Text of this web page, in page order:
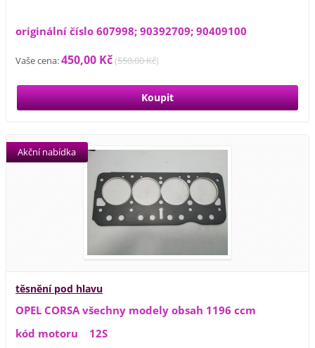
originální číslo 607998; 90392709; 90409100
Vaše cena:450,00 Kč(550,00 Kč)
těsnění pod hlavu
Akční nabídka
OPEL CORSA všechny modely obsah 1196 ccm
kód motoru 12S